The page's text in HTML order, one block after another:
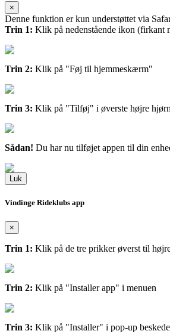
×
Denne funktion er kun understøttet via
Trin 1: Klik på nedenstående ikon (firkant
Trin 2: Klik på "Føj til hjemmeskærm"
Trin 3: Klik på "Tilføj" i øverste højre
Sådan! Du har nu tilføjet appen til din
Luk
Vindinge Rideklubs app
×
Trin 1: Klik på de tre prikker øverst til
Trin 2: Klik på "Installer app" i menuen
Trin 3: Klik på "Installer" i pop-up